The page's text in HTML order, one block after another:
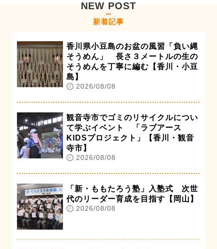
NEW POST
新着記事
香川県小豆島のお盆の風習「負い縄
そうめん」 長さ３メートルの生の
そうめんを丁寧に編む【香川・小豆
島】
2026/08/08
観音寺市でゴミのリサイクルについ
て学ぶイベント 「ラブアース
KIDSプロジェクト」【香川・観音
寺市】
2026/08/08
「新・ももたろう塾」入塾式 次世
代のリーダー育成を目指す【岡山】
2026/08/08